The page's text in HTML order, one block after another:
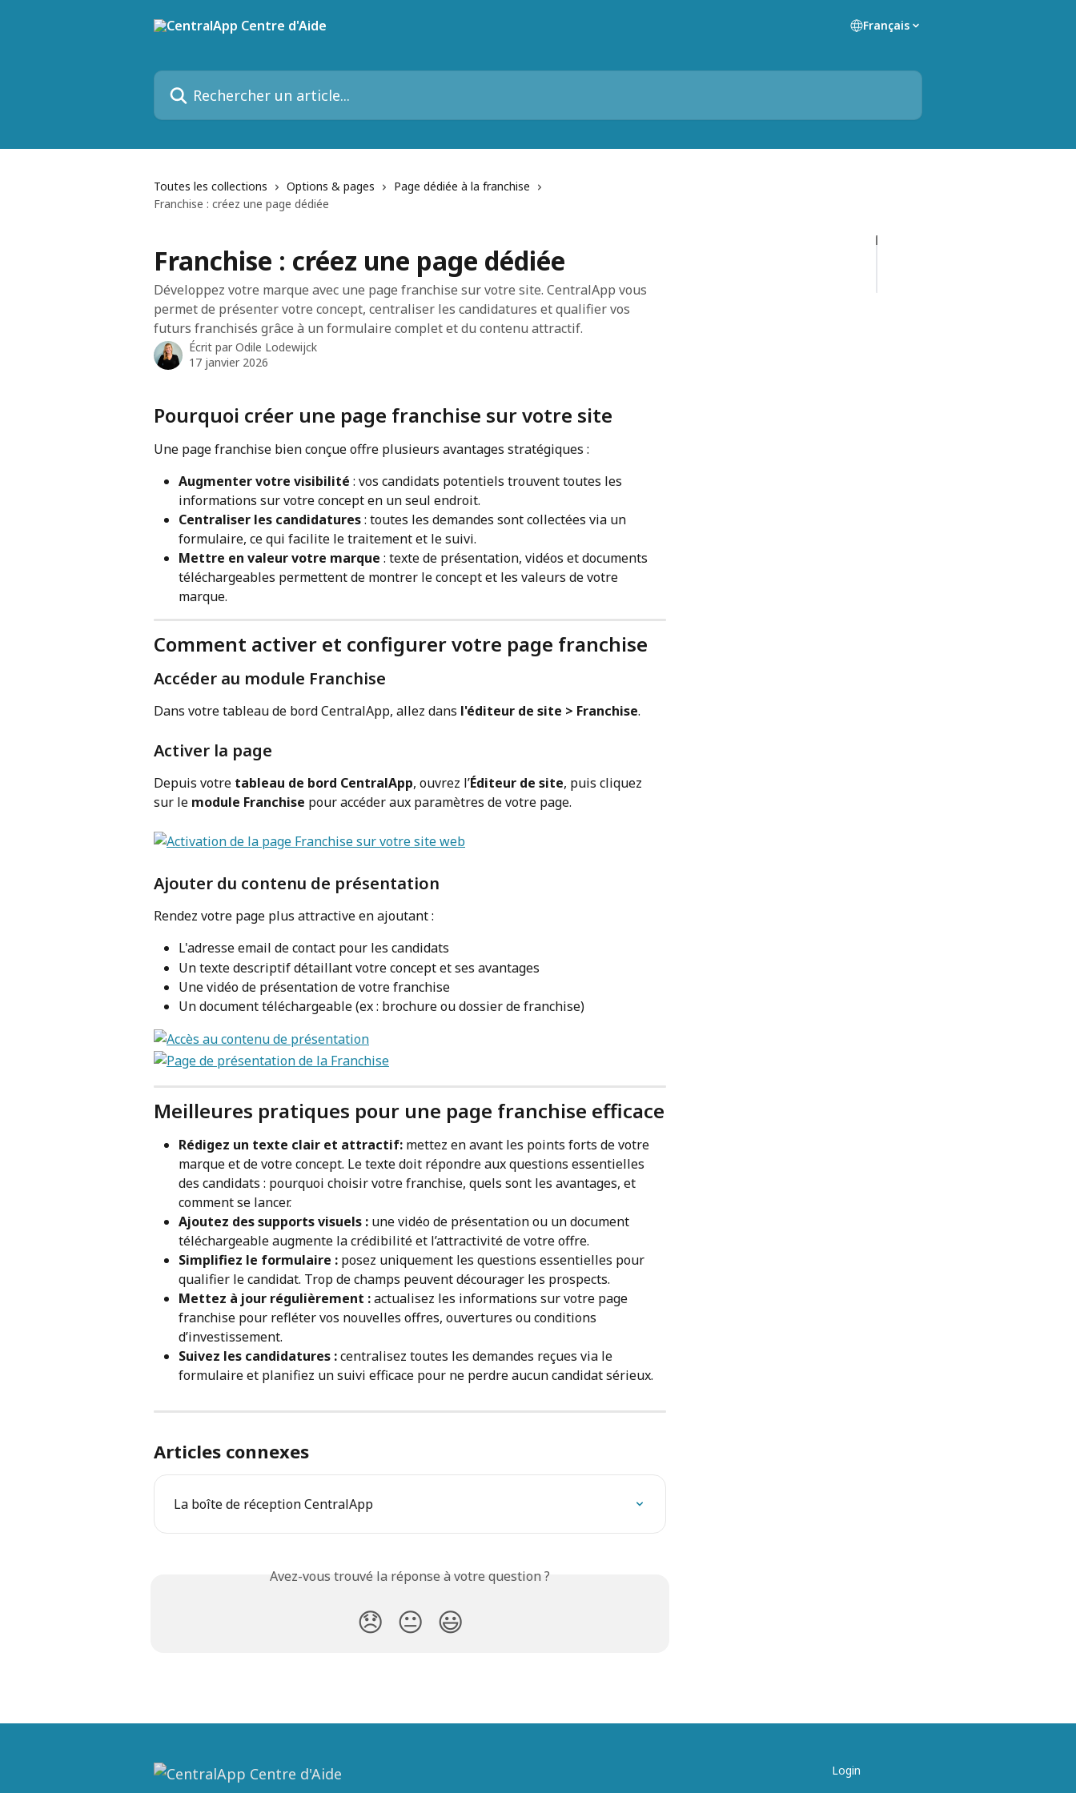
Français
Rechercher un article...
Toutes les collections Options & pages
Page dédiée à la franchise
Franchise : créez une page dédiée
Franchise : créez une page dédiée
Développez votre marque avec une page franchise sur votre site. CentralApp vous
permet de présenter votre concept, centraliser les candidatures et qualifier vos
futurs franchisés grâce à un formulaire complet et du contenu attractif.
Écrit par Odile Lodewijck
17 janvier 2026
Pourquoi créer une page franchise sur votre site
Une page franchise bien conçue offre plusieurs avantages stratégiques :
Augmenter votre visibilité : vos candidats potentiels trouvent toutes les
informations sur votre concept en un seul endroit.
Centraliser les candidatures : toutes les demandes sont collectées via un
formulaire, ce qui facilite le traitement et le suivi.
Mettre en valeur votre marque : texte de présentation, vidéos et documents
téléchargeables permettent de montrer le concept et les valeurs de votre
marque.
Comment activer et configurer votre page franchise
Accéder au module Franchise
Dans votre tableau de bord CentralApp, allez dans l'éditeur de site > Franchise.
Activer la page
Depuis votre tableau de bord CentralApp, ouvrez l’Éditeur de site, puis cliquez
sur le module Franchise pour accéder aux paramètres de votre page.
Ajouter du contenu de présentation
Rendez votre page plus attractive en ajoutant :
L'adresse email de contact pour les candidats
Un texte descriptif détaillant votre concept et ses avantages
Une vidéo de présentation de votre franchise
Un document téléchargeable (ex : brochure ou dossier de franchise)
Meilleures pratiques pour une page franchise efficace
Rédigez un texte clair et attractif: mettez en avant les points forts de votre
marque et de votre concept. Le texte doit répondre aux questions essentielles
des candidats : pourquoi choisir votre franchise, quels sont les avantages, et
comment se lancer.
Ajoutez des supports visuels : une vidéo de présentation ou un document
téléchargeable augmente la crédibilité et l’attractivité de votre offre.
Simplifiez le formulaire : posez uniquement les questions essentielles pour
qualifier le candidat. Trop de champs peuvent décourager les prospects.
Mettez à jour régulièrement : actualisez les informations sur votre page
franchise pour refléter vos nouvelles offres, ouvertures ou conditions
d’investissement.
Suivez les candidatures : centralisez toutes les demandes reçues via le
formulaire et planifiez un suivi efficace pour ne perdre aucun candidat sérieux.
Articles connexes
La boîte de réception CentralApp
Avez-vous trouvé la réponse à votre question ?
😞 😐 😃
Login